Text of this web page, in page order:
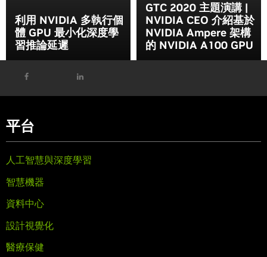
利用 NVIDIA 多執行個
體 GPU 最小化深度學
習推論延遲
GTC 2020 主題演講 |
NVIDIA CEO 介紹基於
NVIDIA Ampere 架構
的 NVIDIA A100 GPU
平台
人工智慧與深度學習
智慧機器
資料中心
設計視覺化
醫療保健